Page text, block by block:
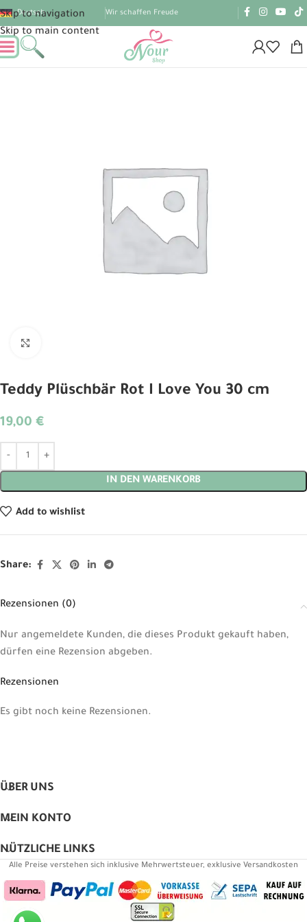
Skip to navigation
Skip to main content
Deutsch Wir schaffen Freude
Teddy Plüschbär Rot I Love You 30 cm
19,00 €
IN DEN WARENKORB
Alternative:
Add to wishlist
Share:
Rezensionen (0)
Rezensionen
Es gibt noch keine Rezensionen.
Nur angemeldete Kunden, die dieses Produkt gekauft haben,
dürfen eine Rezension abgeben.
ÜBER UNS
MEIN KONTO
NÜTZLICHE LINKS
Alle Preise verstehen sich inklusive Mehrwertsteuer, exklusive Versandkosten